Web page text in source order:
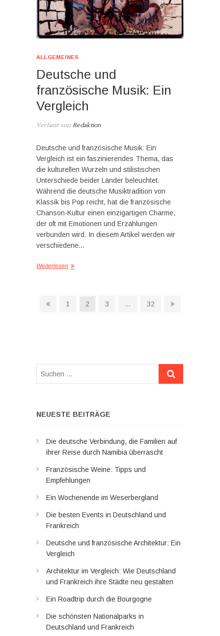
ALLGEMEINES
Deutsche und
französische Musik: Ein
Vergleich
Verfasst von Redaktion
Deutsche und französische Musik: Ein
Vergleich ist ein faszinierendes Thema, das
die kulturellen Wurzeln und stilistischen
Unterschiede beider Länder beleuchtet.
Während die deutsche Musiktradition von
Klassik bis Pop reicht, hat die französische
Chanson-Kultur einen einzigartigen Charme,
der oft mit Emotionen und Erzählungen
verbunden wird. In diesem Artikel werden wir
verschiedene…
Weiterlesen
Seitennummerierung
Vorherige
Seite
1 Seite
2 Seite
3 … Seite
32
Nächste
Suchen
NEUESTE BEITRÄGE
Die deutsche Verbindung, die Familien auf
ihrer Reise durch Namibia überrascht
Französische Weine: Tipps und
Empfehlungen
Ein Wochenende im Weserbergland
Die besten Events in Deutschland und
Frankreich
Deutsche und französische Architektur: Ein
Vergleich
Architektur im Vergleich: Wie Deutschland
und Frankreich ihre Städte neu gestalten
Ein Roadtrip durch die Bourgogne
Die schönsten Nationalparks in
Deutschland und Frankreich